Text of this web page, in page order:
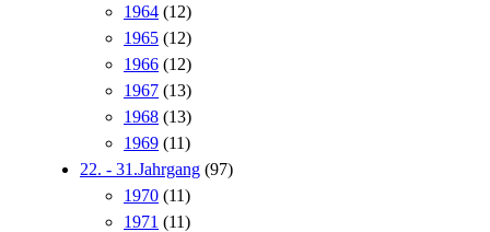
1964 (12)
1965 (12)
1966 (12)
1967 (13)
1968 (13)
1969 (11)
22. - 31.Jahrgang (97)
1970 (11)
1971 (11)